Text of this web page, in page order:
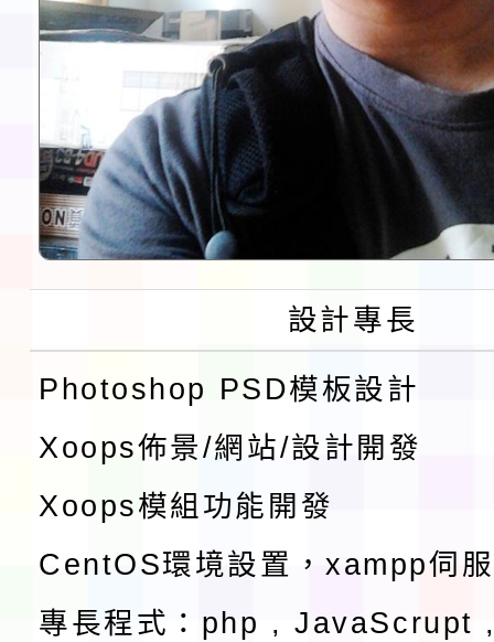
設計專長
Photoshop PSD模板設計
Xoops佈景/網站/設計開發
Xoops模組功能開發
CentOS環境設置，xampp伺
專長程式：php , JavaScrupt